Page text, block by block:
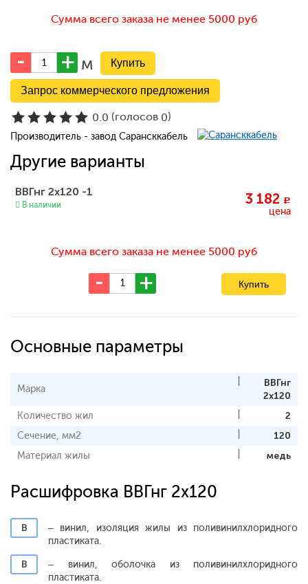
Сумма всего заказа не менее 5000 руб
м
Запрос коммерческого предложения
0.0 (голосов 0)
Производитель - завод Сарансккабель
Другие варианты
ВВГнг 2х120 -1
В наличии 3 182 c
цена
Сумма всего заказа не менее 5000 руб
Основные параметры
Марка
ВВГнг
2х120
Количество жил
2
Сечение, мм2
120
Материал жилы
медь
Расшифровка ВВГнг 2х120
В
– винил, изоляция жилы из поливинилхлоридного
пластиката.
В
– винил, оболочка из поливинилхлоридного
пластиката.